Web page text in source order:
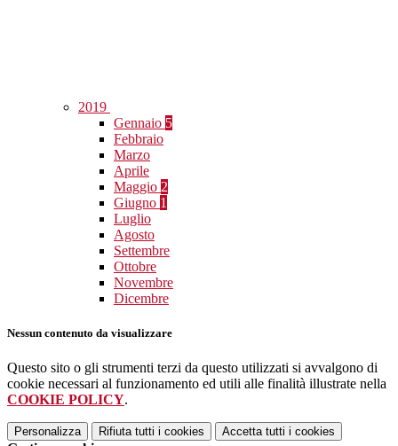
2019
Gennaio 5
Febbraio
Marzo
Aprile
Maggio 2
Giugno 1
Luglio
Agosto
Settembre
Ottobre
Novembre
Dicembre
Nessun contenuto da visualizzare
Questo sito o gli strumenti terzi da questo utilizzati si avvalgono di
cookie necessari al funzionamento ed utili alle finalità illustrate nella
COOKIE POLICY.
Personalizza Rifiuta tutti i cookies Accetta tutti i cookies